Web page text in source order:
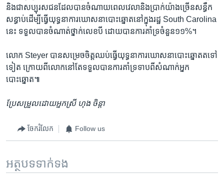
និង​ជា​សប្បុរសជន​ដែល​បាន​ចំណាយ​ពេលវេលា​និង​ប្រាក់​យ៉ាង​ច្រើន​សន្ធឹក
សន្ធាប់​ដើម្បី​ធ្វើ​យុទ្ធនាការ​ឃោសនា​បោះឆ្នោត​នៅ​ក្នុង​រដ្ឋ South Carolina
នេះ ទទួល​បាន​ចំណាត់ថ្នាក់​លេខ​បី ដោយ​បាន​ការ​គាំទ្រ​ចំនួន​១១%។ ​
លោក Steyer បាន​សម្រេច​ចិត្ត​ឈប់​ធ្វើ​យុទ្ធនាការ​ឃោសនា​បោះឆ្នោត​តទៅ​
ទៀត​ ក្រោយ​ពី​លោក​នៅ​តែ​ទទួល​បាន​ការ​គាំទ្រ​ទាប​ពី​សំណាក់​អ្នក​
បោះឆ្នោត៕
ប្រែសម្រួល​ដោយ​អ្នកស្រី ហុង ចិន្ដា
ចែករំលែក Follow us
អត្ថបទ​ទាក់ទង